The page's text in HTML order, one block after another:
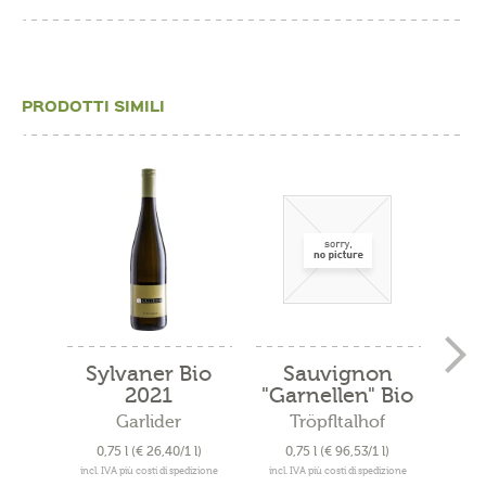
PRODOTTI SIMILI
Sylvaner Bio
2021
Garlider
0,75 l (€ 26,40/1 l)
incl. IVA più costi di spedizione
Sauvignon
"Garnellen" Bio
2019
Tröpfltalhof
0,75 l (€ 96,53/1 l)
incl. IVA più costi di spedizione